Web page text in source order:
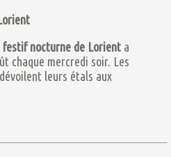
festif nocturne de Lorient a
chaque mercredi soir. Les
leurs étals aux